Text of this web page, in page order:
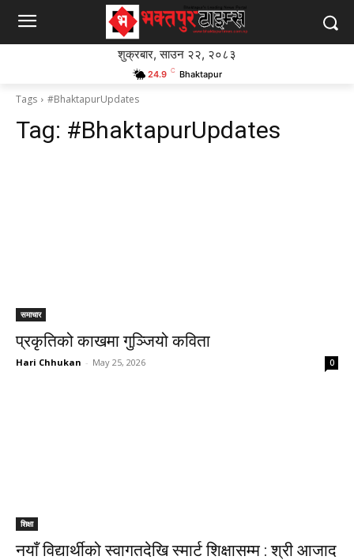
शुक्रबार, साउन २२, २०८३
24.9 C Bhaktapur
Tags #BhaktapurUpdates
Tag: #BhaktapurUpdates
समाचार
प्रकृतिको काखमा गुञ्जियो कविता
Hari Chhukan - May 25, 2026 0
शिक्षा
नयाँ विद्यार्थीको स्वागतदेखि स्मार्ट शिक्षासम्म : श्री आजाद